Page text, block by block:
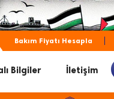
Bakım Fiyatı Hesapla
Bilgiler İletişim